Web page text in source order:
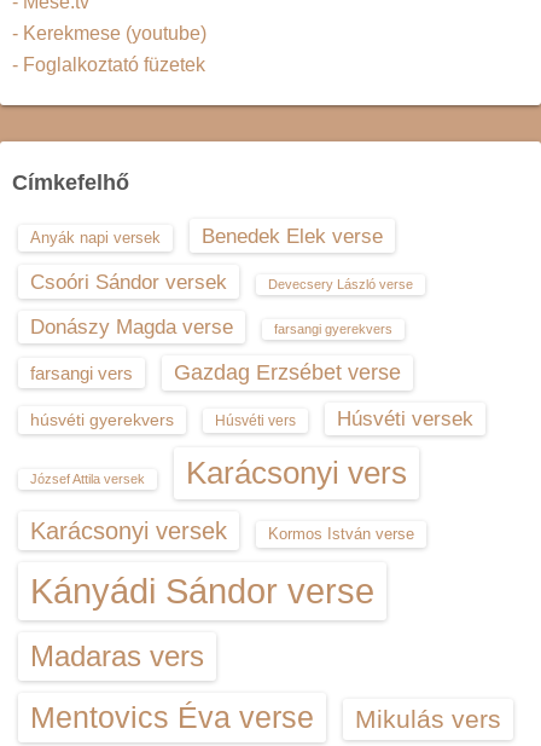
- Kerekmese (youtube)
- Foglalkoztató füzetek
Címkefelhő
Anyák napi versek
Benedek Elek verse
Csoóri Sándor versek
Devecsery László verse
Donászy Magda verse farsangi gyerekvers
farsangi vers Gazdag Erzsébet verse
húsvéti gyerekvers Húsvéti vers Húsvéti versek
József Attila versek Karácsonyi vers
Karácsonyi versek Kormos István verse
Kányádi Sándor verse
Madaras vers
Mentovics Éva verse Mikulás vers